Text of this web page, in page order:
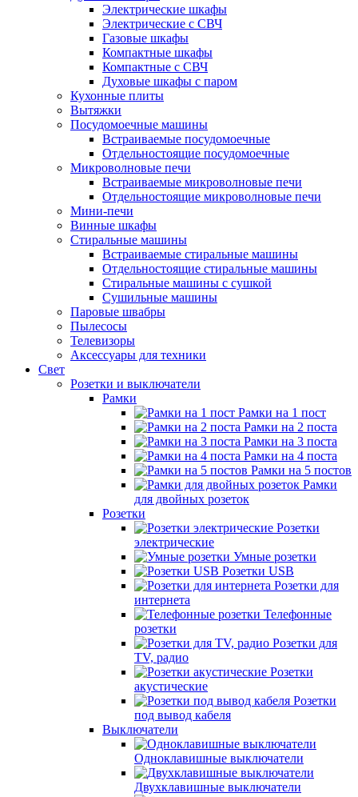
Электрические шкафы
Электрические с СВЧ
Газовые шкафы
Компактные шкафы
Компактные с СВЧ
Духовые шкафы с паром
Кухонные плиты
Вытяжки
Посудомоечные машины
Встраиваемые посудомоечные
Отдельностоящие посудомоечные
Микроволновые печи
Встраиваемые микроволновые печи
Отдельностоящие микроволновые печи
Мини-печи
Винные шкафы
Стиральные машины
Встраиваемые стиральные машины
Отдельностоящие стиральные машины
Стиральные машины с сушкой
Сушильные машины
Паровые швабры
Пылесосы
Телевизоры
Аксессуары для техники
Свет
Розетки и выключатели
Рамки
Рамки на 1 пост
Рамки на 2 поста
Рамки на 3 поста
Рамки на 4 поста
Рамки на 5 постов
Рамки
для двойных розеток
Розетки
Розетки
электрические
Умные розетки
Розетки USB
Розетки для
интернета
Телефонные
розетки
Розетки для
TV, радио
Розетки
акустические
Розетки
под вывод кабеля
Выключатели
Одноклавишные выключатели
Двухклавишные выключатели